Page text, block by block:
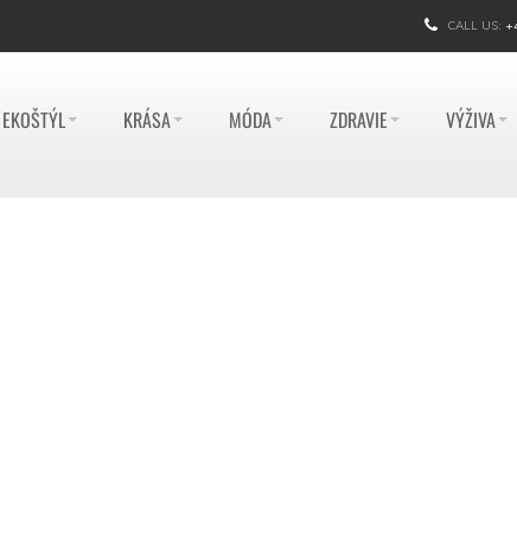
CALL US:
EKOŠTÝL KRÁSA MÓDA ZDRAVIE VÝŽIVA